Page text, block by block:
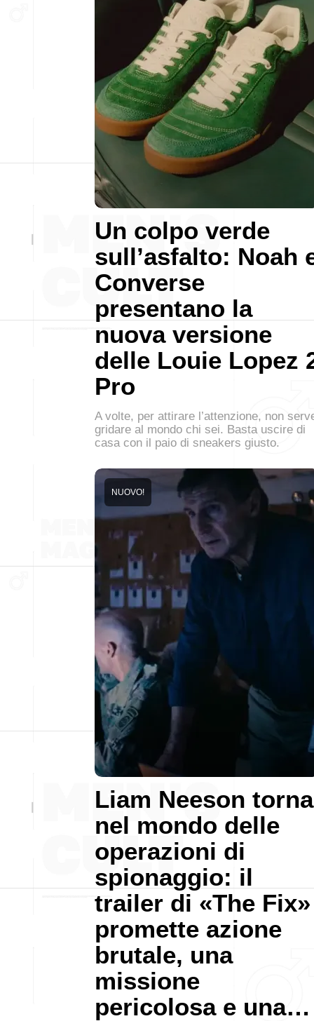
Un colpo verde
sull’asfalto: Noah
Converse
presentano la
nuova versione
delle Louie Lopez
Pro
A volte, per attirare l’attenzione, non
gridare al mondo chi sei. Basta uscire di
casa con il paio di sneakers giusto.
Liam Neeson torna
nel mondo delle
operazioni di
spionaggio: il
trailer di «The Fix»
promette azione
brutale, una
missione
pericolosa e una…
NUOVO!